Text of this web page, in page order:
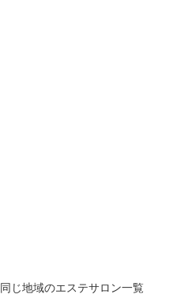
同じ地域のエステサロン一覧